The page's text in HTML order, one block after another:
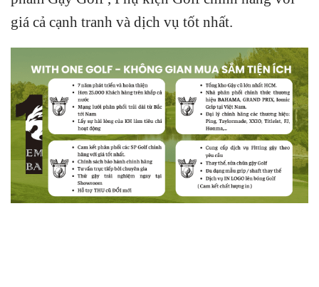
giá cả cạnh tranh và dịch vụ tốt nhất.